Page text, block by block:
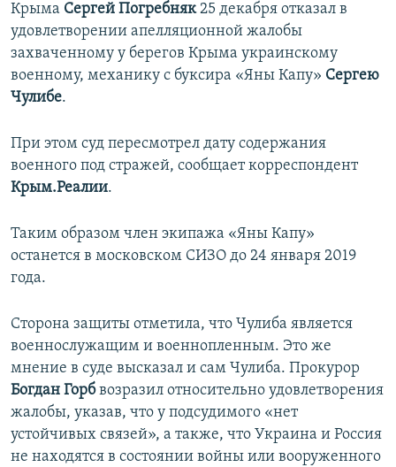
Крыма Сергей Погребняк25 декабря отказал в
удовлетворении апелляционной жалобы
захваченному у берегов Крыма украинскому
военному, механику с буксира «Яны Капу» Сергею
Чулибе.
При этом суд пересмотрел дату содержания
военного под стражей, сообщает корреспондент
Крым.Реалии.
Таким образом член экипажа «Яны Капу»
останется в московском СИЗО до 24 января 2019
года.
Сторона защиты отметила, что Чулиба является
военнослужащим и военнопленным. Это же
мнение в суде высказал и сам Чулиба. Прокурор
Богдан Горбвозразил относительно удовлетворения
жалобы, указав, что у подсудимого «нет
устойчивых связей», а также, что Украина и Россия
не находятся в состоянии войны или вооруженного